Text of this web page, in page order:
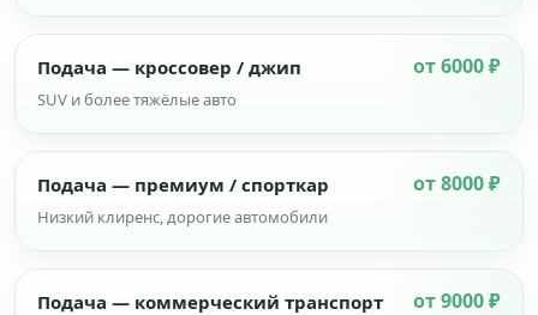
Подача — кроссовер / джип от 6000 ₽
SUV и более тяжёлые авто
Подача — премиум / спорткар от 8000 ₽
Низкий клиренс, дорогие автомобили
Подача — коммерческий транспорт от 9000 ₽